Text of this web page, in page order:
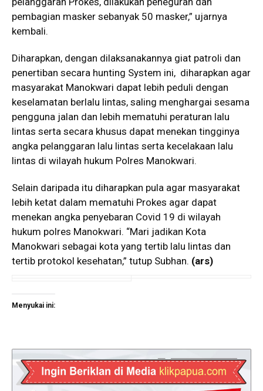
pembagian masker sebanyak 50 masker,” ujarnya
kembali.
Diharapkan, dengan dilaksanakannya giat patroli dan
penertiban secara hunting System ini, diharapkan agar
masyarakat Manokwari dapat lebih peduli dengan
keselamatan berlalu lintas, saling menghargai sesama
pengguna jalan dan lebih mematuhi peraturan lalu
lintas serta secara khusus dapat menekan tingginya
angka pelanggaran lalu lintas serta kecelakaan lalu
lintas di wilayah hukum Polres Manokwari.
Selain daripada itu diharapkan pula agar masyarakat
lebih ketat dalam mematuhi Prokes agar dapat
menekan angka penyebaran Covid 19 di wilayah
hukum polres Manokwari. “Mari jadikan Kota
Manokwari sebagai kota yang tertib lalu lintas dan
tertib protokol kesehatan,” tutup Subhan. (ars)
Menyukai ini: